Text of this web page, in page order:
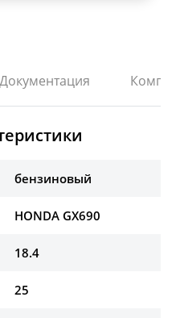
Документация
бензиновый
HONDA GX690
18.4
25